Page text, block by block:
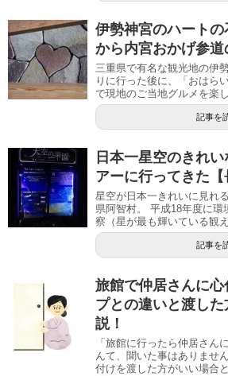
伊勢神宮のハート
から内宮おかげ参
三重県で有名な観光地の伊
りに行った後に、「おはら
で現地のご当地グルメを楽
記事を
日本一星空のきれ
アーに行ってきた【
星空が日本一きれいに見れ
県阿智村。 平成18年度に
察（星が最も輝いている観
記事を
旅館で仲居さんに
プとの違いと渡し
説！
「旅館に行ったら仲居さん
んて、聞いた事はありませ
付けを渡した方がいい場合